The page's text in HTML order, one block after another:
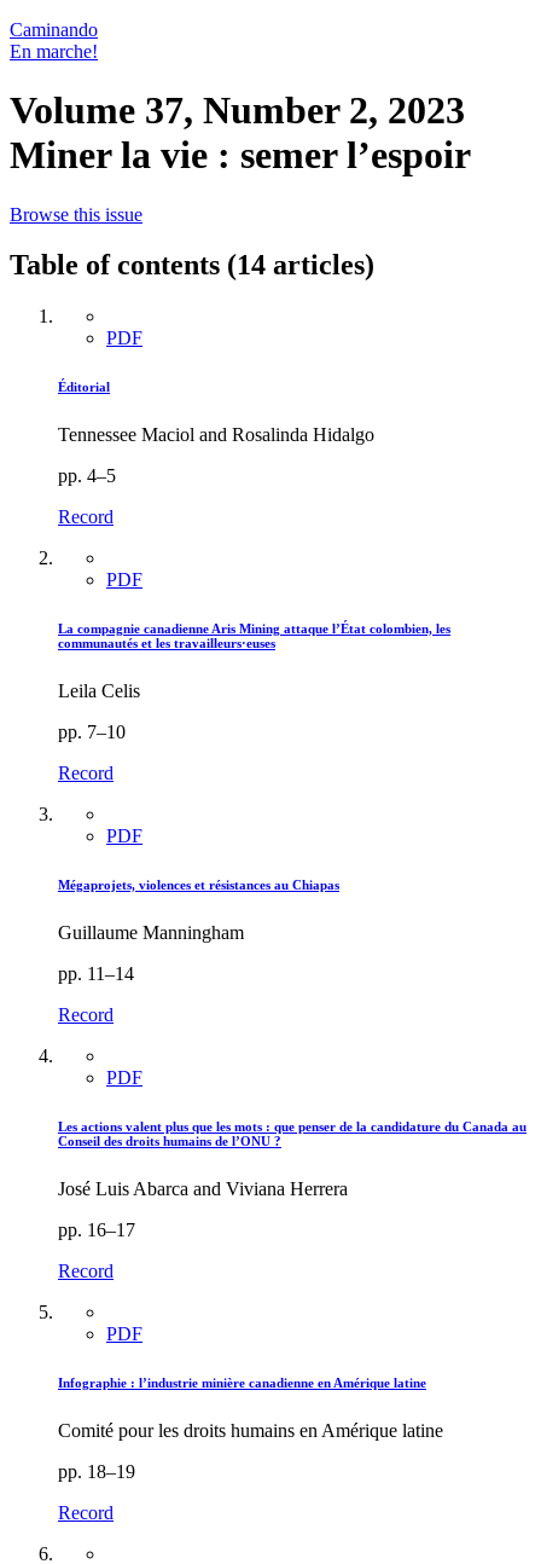
Caminando
En marche!
Volume 37, Number 2, 2023
Miner la vie : semer l’espoir
Browse this issue
Table of contents (14 articles)
PDF
Éditorial
Tennessee Maciol and Rosalinda Hidalgo
pp. 4–5
Record
PDF
La compagnie canadienne Aris Mining attaque l’État colombien, les
communautés et les travailleurs·euses
Leila Celis
pp. 7–10
Record
PDF
Mégaprojets, violences et résistances au Chiapas
Guillaume Manningham
pp. 11–14
Record
PDF
Les actions valent plus que les mots : que penser de la candidature du Canada au
Conseil des droits humains de l’ONU ?
José Luis Abarca and Viviana Herrera
pp. 16–17
Record
PDF
Infographie : l’industrie minière canadienne en Amérique latine
Comité pour les droits humains en Amérique latine
pp. 18–19
Record